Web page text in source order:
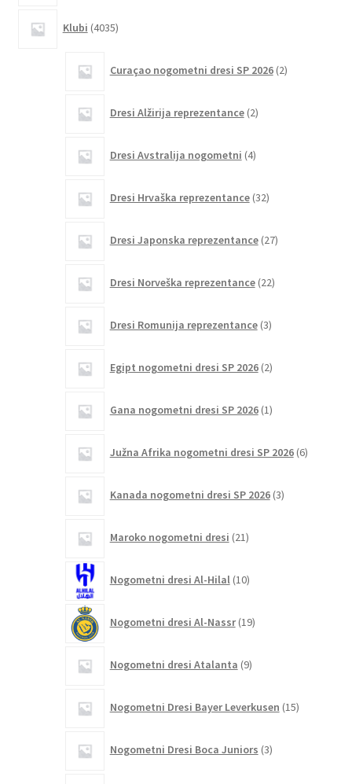
Klubi 4035izdelkov
Curaçao nogometni dresi SP 2026 2izdelka
Dresi Alžirija reprezentance 2izdelka
Dresi Avstralija nogometni 4izdelki
Dresi Hrvaška reprezentance 32izdelkov
Dresi Japonska reprezentance 27izdelkov
Dresi Norveška reprezentance 22izdelkov
Dresi Romunija reprezentance 3izdelki
Egipt nogometni dresi SP 2026 2izdelka
Gana nogometni dresi SP 2026 1izdelek
Južna Afrika nogometni dresi SP 2026 6izdelkov
Kanada nogometni dresi SP 2026 3izdelki
Maroko nogometni dresi 21izdelkov
Nogometni dresi Al-Hilal 10izdelkov
Nogometni dresi Al-Nassr 19izdelkov
Nogometni dresi Atalanta 9izdelkov
Nogometni Dresi Bayer Leverkusen 15izdelkov
Nogometni Dresi Boca Juniors 3izdelki